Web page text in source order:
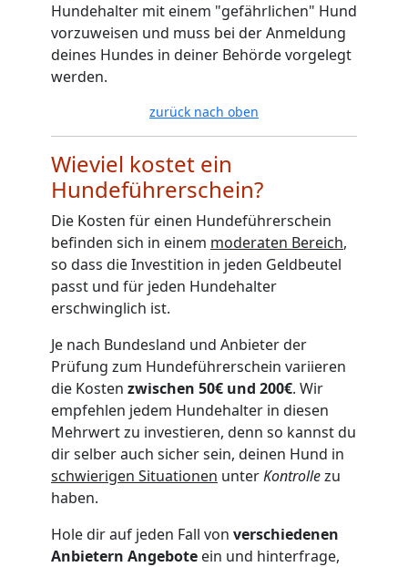
Hundehalter mit einem "gefährlichen" Hund
vorzuweisen und muss bei derAnmeldung
deines Hundes in deiner Behördevorgelegt
werden.
zurück nach oben
Wieviel kostet ein
Hundeführerschein?
Die Kosten für einen Hundeführerschein
befinden sich in einem moderaten Bereich,
so dass die Investition in jeden Geldbeutel
passt und für jeden Hundehalter
erschwinglich ist.
Je nach Bundesland und Anbieter der
Prüfung zum Hundeführerschein variieren
die Kosten zwischen 50€ und 200€. Wir
empfehlen jedem Hundehalter in diesen
Mehrwert zu investieren, denn so kannst du
dir selber auch sicher sein, deinen Hund in
schwierigen Situationen unterKontrollezu
haben.
Hole dir auf jeden Fall von verschiedenen
Anbietern Angebote ein und hinterfrage,